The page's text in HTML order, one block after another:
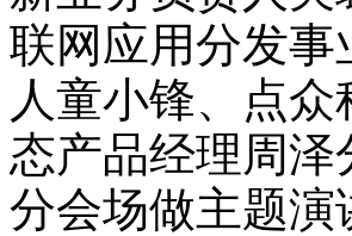
联网应用分发
人童小锋、点
态产品经理周泽
分会场做主题演